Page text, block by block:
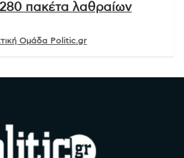
πακέτα λαθραίων
Ομάδα Politic.gr